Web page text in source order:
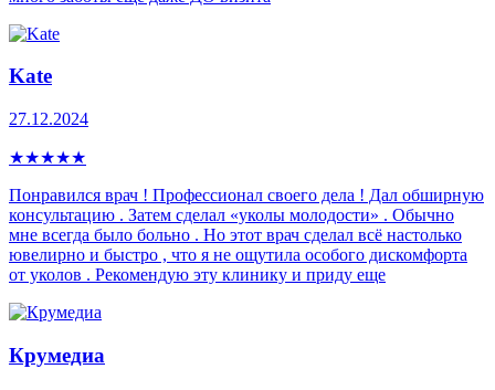
Kate
27.12.2024
★★★★★
Понравился врач ! Профессионал своего дела ! Дал обширную
консультацию . Затем сделал «уколы молодости» . Обычно
мне всегда было больно . Но этот врач сделал всё настолько
ювелирно и быстро , что я не ощутила особого дискомфорта
от уколов . Рекомендую эту клинику и приду еще
Крумедиа